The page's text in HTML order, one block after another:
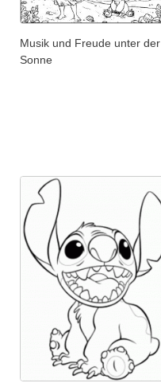
Musik und Freude unter der
Sonne